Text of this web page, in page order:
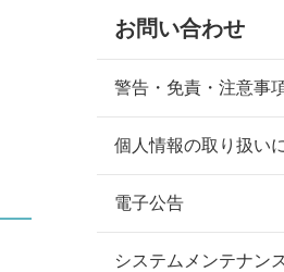
お問い合わせ
警告・免責・注意事
個人情報の取り扱い
電子公告
システムメンテナン